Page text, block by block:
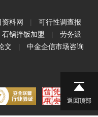
料网 |
可行性调查报
石锅拌饭加盟 |
劳务派
文 |
中金企信市场咨询
返回顶部